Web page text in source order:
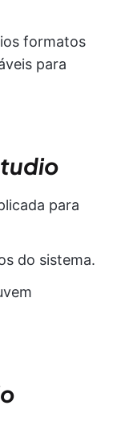
formatos
para
para
do sistema.